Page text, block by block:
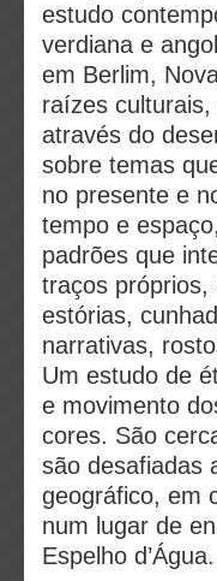
estudo
verdiana e
em Berlim,
raízes
através do
sobre temas
no presente e
tempo e
padrões que
traços próprios,
estórias,
narrativas,
Um estudo de
e movimento
cores. São
são desafiadas
geográfico, em
num lugar de
Espelho d’Água.